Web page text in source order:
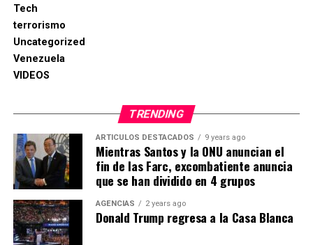
Tech
terrorismo
Uncategorized
Venezuela
VIDEOS
TRENDING
ARTICULOS DESTACADOS 9 years ago
Mientras Santos y la ONU anuncian el
fin de las Farc, excombatiente anuncia
que se han dividido en 4 grupos
AGENCIAS 2 years ago
Donald Trump regresa a la Casa Blanca